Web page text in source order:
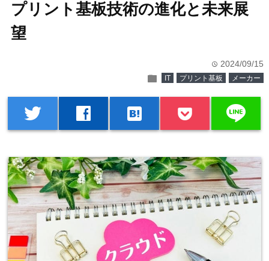
プリント基板技術の進化と未来展
望
time 2024/09/15
folder IT プリント基板 メーカー
twitter facebook hatenabookmark line